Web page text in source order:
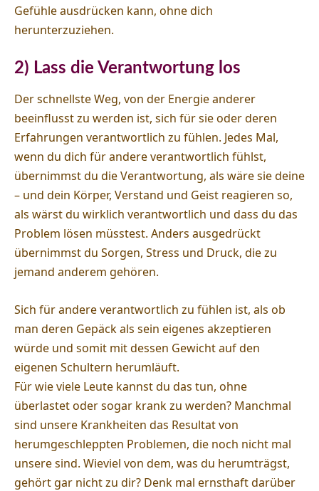
Gefühle ausdrücken kann, ohne dich
herunterzuziehen.
2) Lass die Verantwortung los
Der schnellste Weg, von der Energie anderer
beeinflusst zu werden ist, sich für sie oder deren
Erfahrungen verantwortlich zu fühlen. Jedes Mal,
wenn du dich für andere verantwortlich fühlst,
übernimmst du die Verantwortung, als wäre sie deine
– und dein Körper, Verstand und Geist reagieren so,
als wärst du wirklich verantwortlich und dass du das
Problem lösen müsstest. Anders ausgedrückt
übernimmst du Sorgen, Stress und Druck, die zu
jemand anderem gehören.
Sich für andere verantwortlich zu fühlen ist, als ob
man deren Gepäck als sein eigenes akzeptieren
würde und somit mit dessen Gewicht auf den
eigenen Schultern herumläuft.
Für wie viele Leute kannst du das tun, ohne
überlastet oder sogar krank zu werden? Manchmal
sind unsere Krankheiten das Resultat von
herumgeschleppten Problemen, die noch nicht mal
unsere sind. Wieviel von dem, was du herumträgst,
gehört gar nicht zu dir? Denk mal ernsthaft darüber